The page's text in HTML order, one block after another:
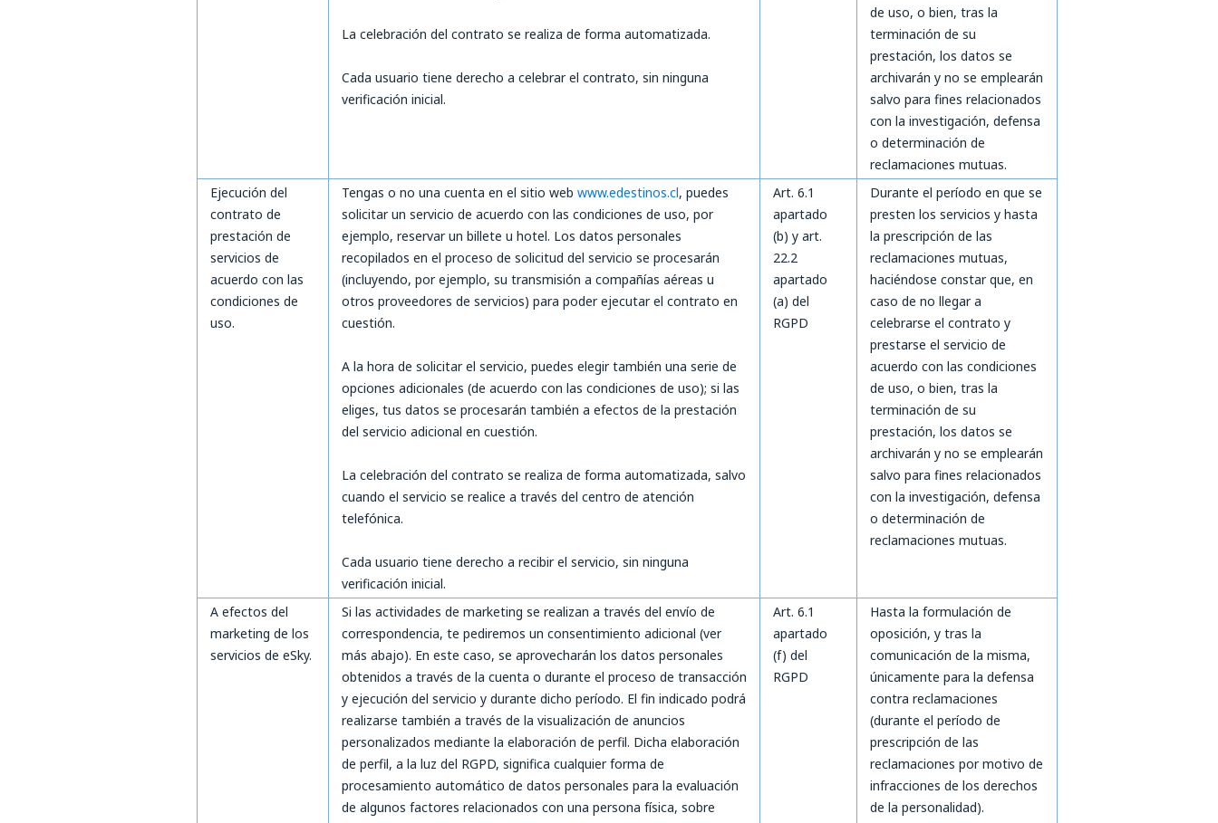
La celebración del contrato se realiza de forma automatizada.
Cada usuario tiene derecho a celebrar el contrato, sin ninguna
verificación inicial.
de uso, o bien, tras la
terminación de su
prestación, los datos se
archivarán y no se emplearán
salvo para fines relacionados
con la investigación, defensa
o determinación de
reclamaciones mutuas.
Ejecución del
contrato de
prestación de
servicios de
acuerdo con las
condiciones de
uso.
Tengas o no una cuenta en el sitio web www.edestinos.cl, puedes
solicitar un servicio de acuerdo con las condiciones de uso, por
ejemplo, reservar un billete u hotel. Los datos personales
recopilados en el proceso de solicitud del servicio se procesarán
(incluyendo, por ejemplo, su transmisión a compañías aéreas u
otros proveedores de servicios) para poder ejecutar el contrato en
cuestión.
A la hora de solicitar el servicio, puedes elegir también una serie de
opciones adicionales (de acuerdo con las condiciones de uso); si las
eliges, tus datos se procesarán también a efectos de la prestación
del servicio adicional en cuestión.
La celebración del contrato se realiza de forma automatizada, salvo
cuando el servicio se realice a través del centro de atención
telefónica.
Cada usuario tiene derecho a recibir el servicio, sin ninguna
verificación inicial.
Art. 6.1
apartado
(b) y art.
22.2
apartado
(a) del
RGPD
Durante el período en que se
presten los servicios y hasta
la prescripción de las
reclamaciones mutuas,
haciéndose constar que, en
caso de no llegar a
celebrarse el contrato y
prestarse el servicio de
acuerdo con las condiciones
de uso, o bien, tras la
terminación de su
prestación, los datos se
archivarán y no se emplearán
salvo para fines relacionados
con la investigación, defensa
o determinación de
reclamaciones mutuas.
A efectos del
marketing de los
servicios de eSky.
Si las actividades de marketing se realizan a través del envío de
correspondencia, te pediremos un consentimiento adicional (ver
más abajo). En este caso, se aprovecharán los datos personales
obtenidos a través de la cuenta o durante el proceso de transacción
y ejecución del servicio y durante dicho período. El fin indicado podrá
realizarse también a través de la visualización de anuncios
personalizados mediante la elaboración de perfil. Dicha elaboración
de perfil, a la luz del RGPD, significa cualquier forma de
procesamiento automático de datos personales para la evaluación
de algunos factores relacionados con una persona física, sobre
Art. 6.1
apartado
(f) del
RGPD
Hasta la formulación de
oposición, y tras la
comunicación de la misma,
únicamente para la defensa
contra reclamaciones
(durante el período de
prescripción de las
reclamaciones por motivo de
infracciones de los derechos
de la personalidad).